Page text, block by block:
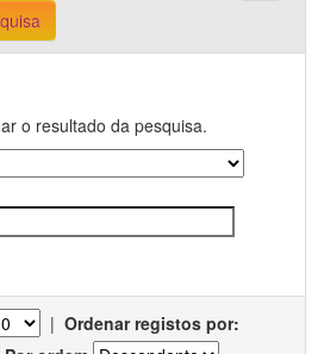
o resultado da pesquisa.
| Ordenar registos por: